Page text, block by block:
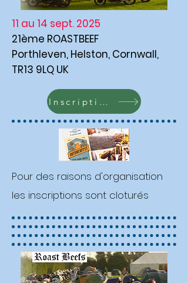
11 au 14 sept. 2025
21ème ROASTBEEF
Porthleven, Helston, Cornwall,
TR13 9LQ UK
Inscription
Pour des raisons d'organisation
les inscriptions sont cloturés